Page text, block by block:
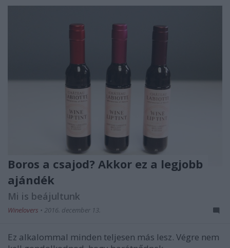
Boros a csajod? Akkor ez a legjobb
ajándék
Mi is beájultunk
Winelovers • 2016. december 13.
Ez alkalommal minden teljesen más lesz. Végre nem